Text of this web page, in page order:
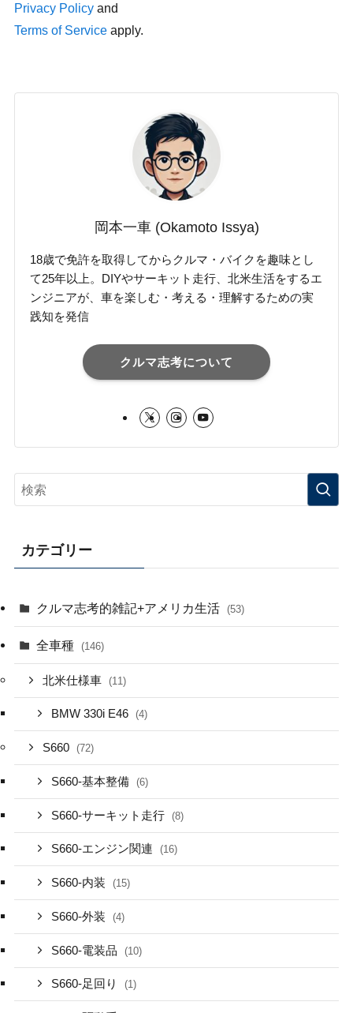
Privacy Policyand
Terms of Serviceapply.
岡本一車 (Okamoto Issya)
18歳で免許を取得してからクルマ・バイクを趣味とし
て25年以上。DIYやサーキット走行、北米生活をするエ
ンジニアが、車を楽しむ・考える・理解するための実
践知を発信
クルマ志考について
カテゴリー
クルマ志考的雑記+アメリカ生活 (53)
全車種 (146)
北米仕様車 (11)
BMW 330i E46 (4)
S660 (72)
S660-基本整備 (6)
S660-サーキット走行 (8)
S660-エンジン関連 (16)
S660-内装 (15)
S660-外装 (4)
S660-電装品 (10)
S660-足回り (1)